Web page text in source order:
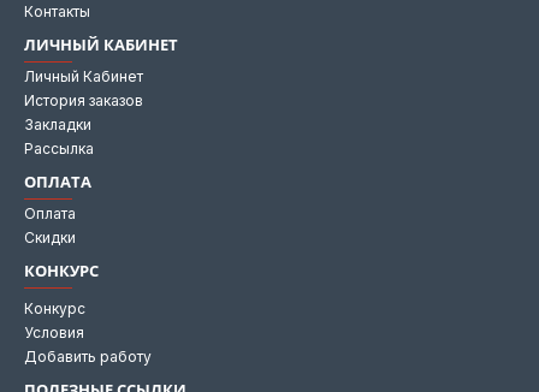
Контакты
ЛИЧНЫЙ КАБИНЕТ
Личный Кабинет
История заказов
Закладки
Рассылка
ОПЛАТА
Оплата
Скидки
КОНКУРС
Конкурс
Условия
Добавить работу